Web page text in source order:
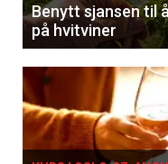
Benytt sjansen til
på hvitviner